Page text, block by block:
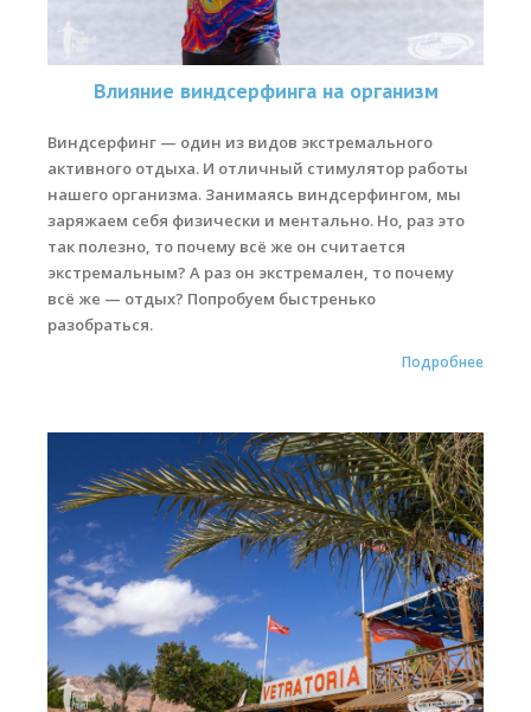
Влияние виндсерфинга на организм
Виндсерфинг — один из видов экстремального
активного отдыха. И отличный стимулятор работы
нашего организма. Занимаясь виндсерфингом, мы
заряжаем себя физически и ментально. Но, раз это
так полезно, то почему всё же он считается
экстремальным? А раз он экстремален, то почему
всё же — отдых? Попробуем быстренько
разобраться.
Подробнее